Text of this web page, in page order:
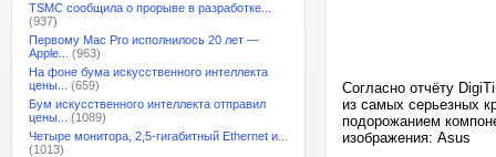
TSMC сообщила о прорыве в разработке...
(937)
Первому Mac Pro исполнилось 20 лет —
Apple...
(963)
На фоне бума искусственного интеллекта
цены...
(659)
Бум искусственного интеллекта отправил
цены...
(1089)
Четыре монитора, 2,5-гигабитный Ethernet и...
(1013)
Согласно отчёту
из самых серьезных
подорожанием
изображения: Asus